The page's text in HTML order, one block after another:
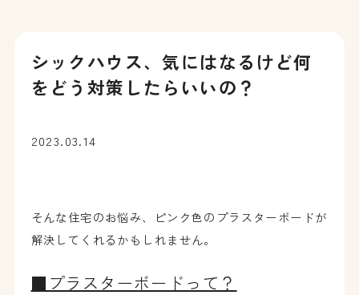
シックハウス、気にはなるけど何
をどう対策したらいいの？
2023.03.14
そんな住宅のお悩み、ピンク色のプラスターボードが
解決してくれるかもしれません。
■プラスターボードって？